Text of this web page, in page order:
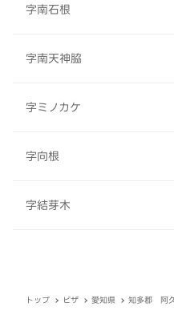
字南石根
字南天神脇
字ミノカケ
字向根
字結芽木
トップ ピザ 愛知県 知多郡 阿